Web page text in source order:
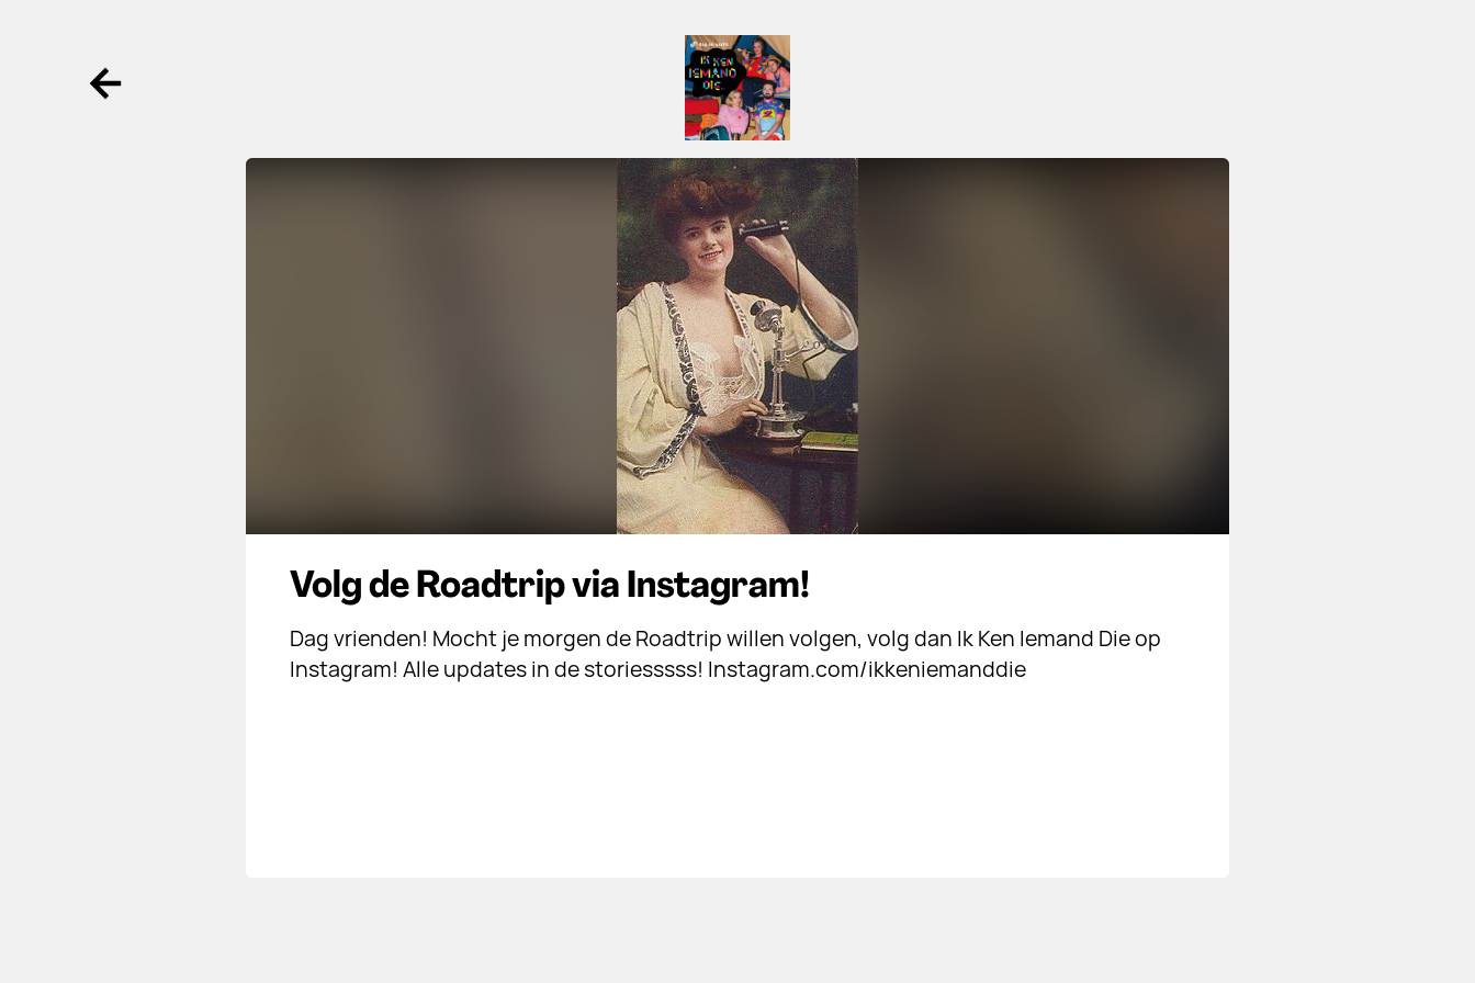
Ga terug
Ik Ken Iemand Die
Volg de Roadtrip via Instagram!
Dag vrienden! Mocht je morgen de Roadtrip willen volgen, volg dan Ik Ken Iemand Die op
Instagram! Alle updates in de storiesssss! Instagram.com/ikkeniemanddie